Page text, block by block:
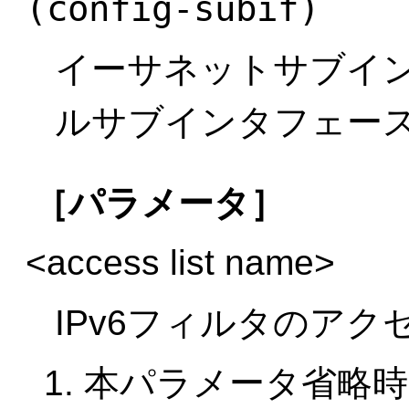
(config-subif)
イーサネットサブイ
ルサブインタフェー
［パラメータ］
<access list name>
IPv6フィルタのアク
本パラメータ省略